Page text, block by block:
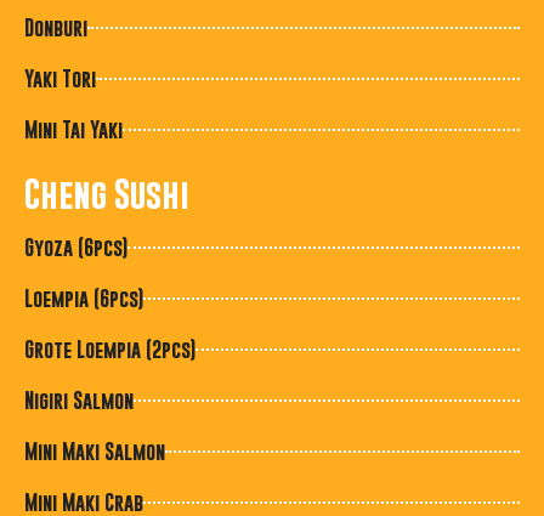
Donburi
Yaki Tori
Mini Tai Yaki
Cheng Sushi
Gyoza (6pcs)
Loempia (6pcs)
Grote Loempia (2pcs)
Nigiri Salmon
Mini Maki Salmon
Mini Maki Crab